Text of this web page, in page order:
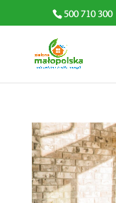
500 710 300